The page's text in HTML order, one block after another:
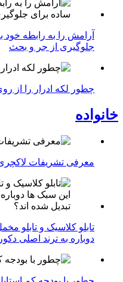
آرامش را به رابطه خود
جلوگیری از جر و بحث
چطور لکه ادرار را از
خانواده
معرفی تشریفات
تابلو کلاسیک و تابلو
دوباره به ترند اصلی